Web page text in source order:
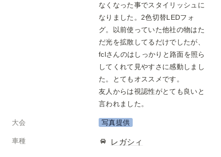
なくなった事でスタイリッシュに
なりました。2色切替LEDフォ
グ。以前使っていた他社の物はた
だ光を拡散してるだけでしたが、
fclさんのはしっかりと路面を照ら
してくれて見やすさに感動しまし
た。とてもオススメです。
友人からは視認性がとても良いと
言われました。
大会 写真提供
車種 レガシィ